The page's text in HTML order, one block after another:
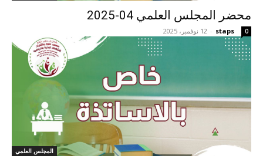
محضر المجلس العلمي 04-2025
staps
- 12 نوفمبر، 2025 0
المجلس العلمي